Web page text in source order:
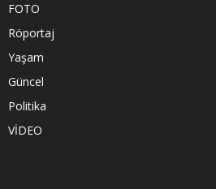
FOTO
Röportaj
Yaşam
Güncel
Politika
VİDEO